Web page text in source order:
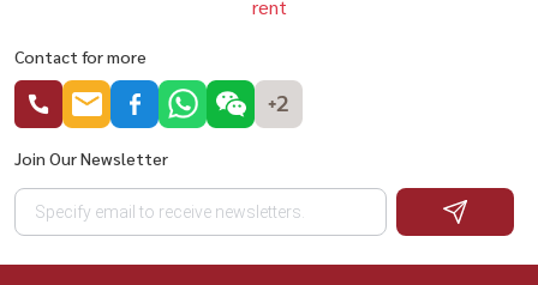
rent
Contact for more
+2
Join Our Newsletter